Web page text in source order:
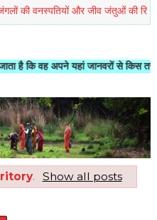
वनस्पतियों और जीव जंतुओं की रिहाइश
वह अपने यहां जानवरों से किस तरह का
. Show all posts